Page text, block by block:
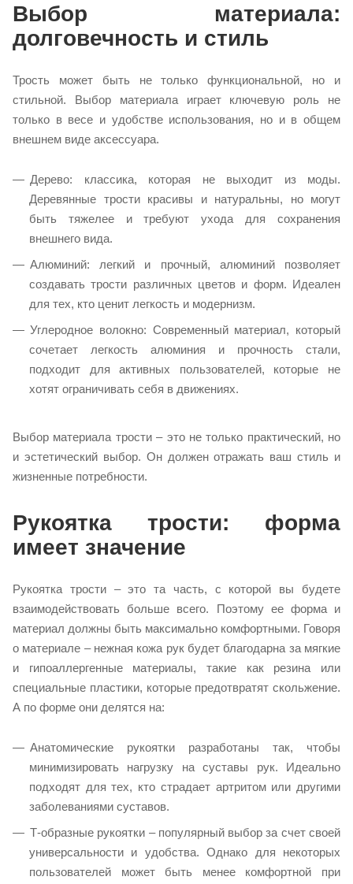
Выбор материала:
долговечность и стиль
Трость может быть не только функциональной, но и
стильной. Выбор материала играет ключевую роль не
только в весе и удобстве использования, но и в общем
внешнем виде аксессуара.
Дерево: классика, которая не выходит из моды.
Деревянные трости красивы и натуральны, но могут
быть тяжелее и требуют ухода для сохранения
внешнего вида.
Алюминий: легкий и прочный, алюминий позволяет
создавать трости различных цветов и форм. Идеален
для тех, кто ценит легкость и модернизм.
Углеродное волокно: Современный материал, который
сочетает легкость алюминия и прочность стали,
подходит для активных пользователей, которые не
хотят ограничивать себя в движениях.
Выбор материала трости – это не только практический, но
и эстетический выбор. Он должен отражать ваш стиль и
жизненные потребности.
Рукоятка трости: форма
имеет значение
Рукоятка трости – это та часть, с которой вы будете
взаимодействовать больше всего. Поэтому ее форма и
материал должны быть максимально комфортными. Говоря
о материале – нежная кожа рук будет благодарна за мягкие
и гипоаллергенные материалы, такие как резина или
специальные пластики, которые предотвратят скольжение.
А по форме они делятся на:
Анатомические рукоятки разработаны так, чтобы
минимизировать нагрузку на суставы рук. Идеально
подходят для тех, кто страдает артритом или другими
заболеваниями суставов.
Т-образные рукоятки – популярный выбор за счет своей
универсальности и удобства. Однако для некоторых
пользователей может быть менее комфортной при